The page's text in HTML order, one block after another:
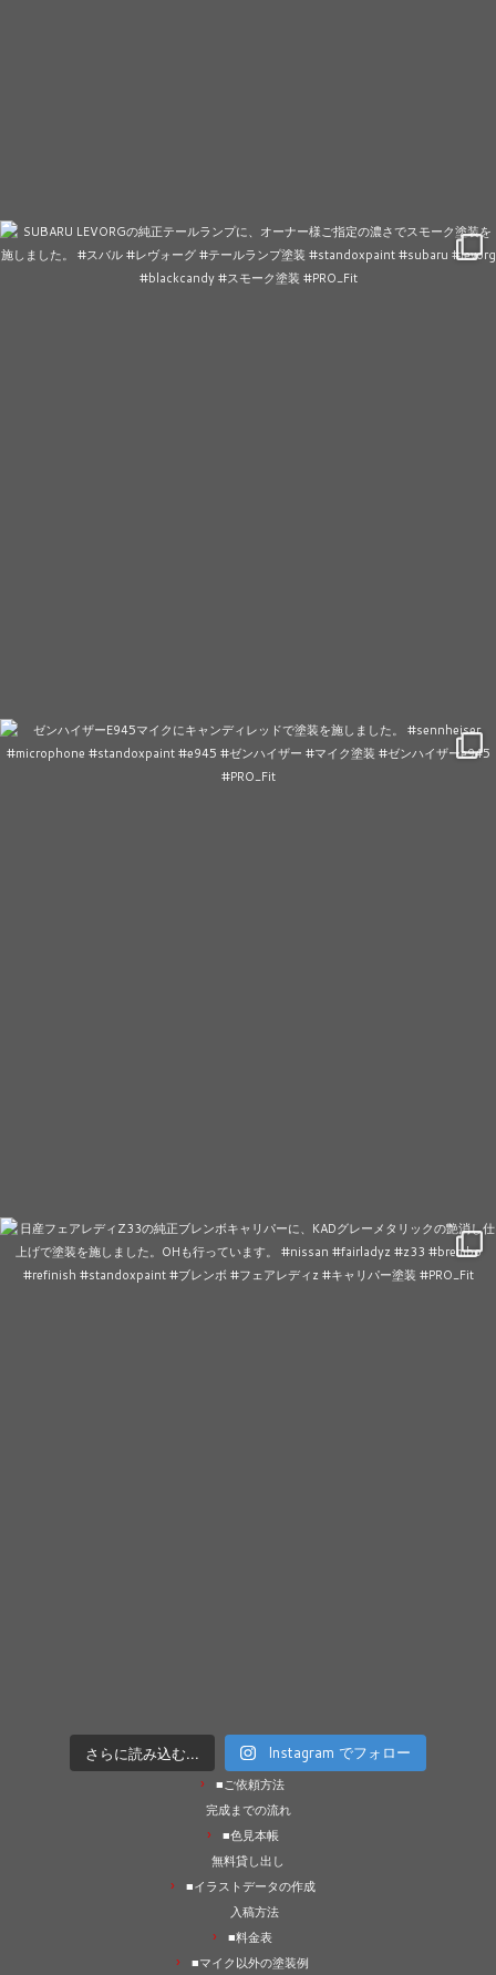
さらに読み込む... Instagram でフォロー
■ご依頼方法
完成までの流れ
■色見本帳
無料貸し出し
■イラストデータの作成
入稿方法
■料金表
■マイク以外の塗装例